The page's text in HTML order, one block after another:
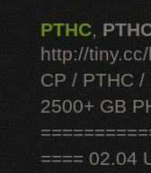
PTHC,
http://
CP / PTHC /
2500+ GB
==== 02.04